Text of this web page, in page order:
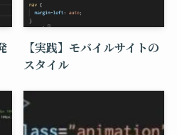
【実践】モバイルサイトの
スタイル